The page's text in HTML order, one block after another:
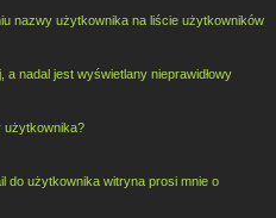
nazwy użytkownika na liście użytkowników
nadal jest wyświetlany nieprawidłowy
użytkownika?
do użytkownika witryna prosi mnie o